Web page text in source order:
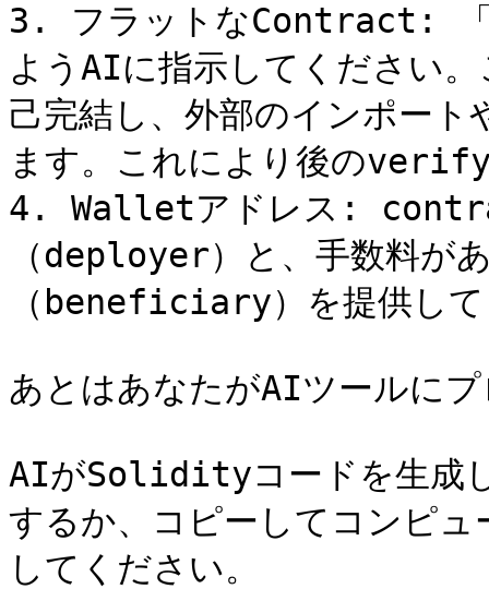
3. フラットなContract: 「
ようAIに指示してください
己完結し、外部のインポー
ます。これにより後の
4. Walletアドレス:
（deployer）と、手数料が
（beneficiary）を提供して
あとはあなたがAIツールに
AIがSolidityコードを生成し
するか、コピーしてコンピ
してください。